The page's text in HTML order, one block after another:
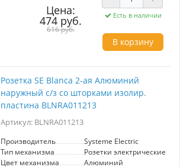
использовании. Высокое качество от
производителя Systeme Electric гарантирует
надежность и долговечность. Идеальный
выбор для современных интерьеров.
Цена:
474 руб.
616 руб.
Есть в наличии
В корзину
Розетка SE Blanca 2-ая Алюминий
наружный с/з со шторками изолир.
пластина BLNRA011213
Артикул: BLNRA011213
Производитель
Systeme Electric
Тип механизма
Розетки электрические
Цвет механизма
Алюминий